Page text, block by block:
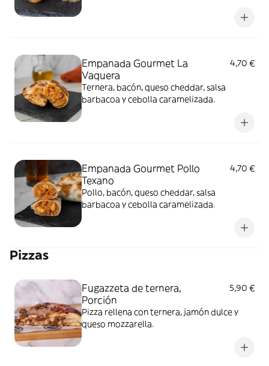
Empanada Gourmet La
Vaquera
4,70 €
Ternera, bacón, queso cheddar, salsa
barbacoa y cebolla caramelizada.
Empanada Gourmet Pollo
Texano
4,70 €
Pollo, bacón, queso cheddar, salsa
barbacoa y cebolla caramelizada.
Pizzas
Fugazzeta de ternera,
Porción
5,90 €
Pizza rellena con ternera, jamón dulce y
queso mozzarella.